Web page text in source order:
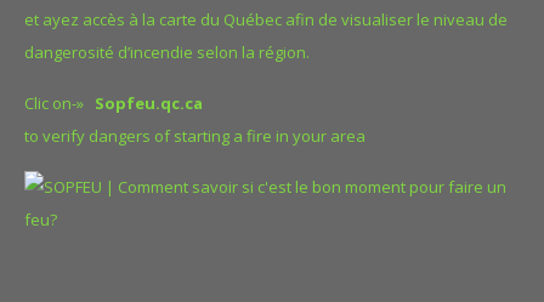
et ayez accès à la carte du Québec afin de visualiser le niveau de
dangerosité d’incendie selon la région.
Clic on-» Sopfeu.qc.ca
to verify dangers of starting a fire in your area